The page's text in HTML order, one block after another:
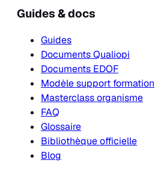
Guides & docs
Guides
Documents Qualiopi
Documents EDOF
Modèle support formation
Masterclass organisme
FAQ
Glossaire
Bibliothèque officielle
Blog